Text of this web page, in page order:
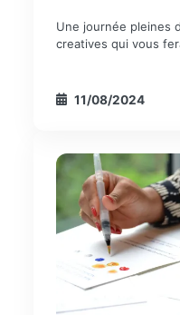
Une journée pleines
creatives qui vous
11/08/2024